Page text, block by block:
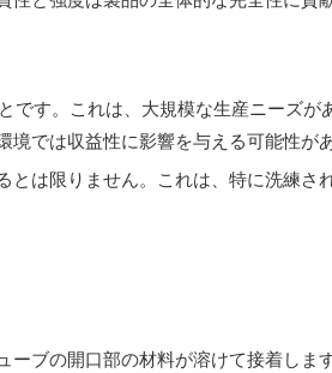
す。これは、大規模な生産ニーズが
では収益性に影響を与える可能性があ
は限りません。これは、特に洗練さ
ブの開口部の材料が溶けて接着しま